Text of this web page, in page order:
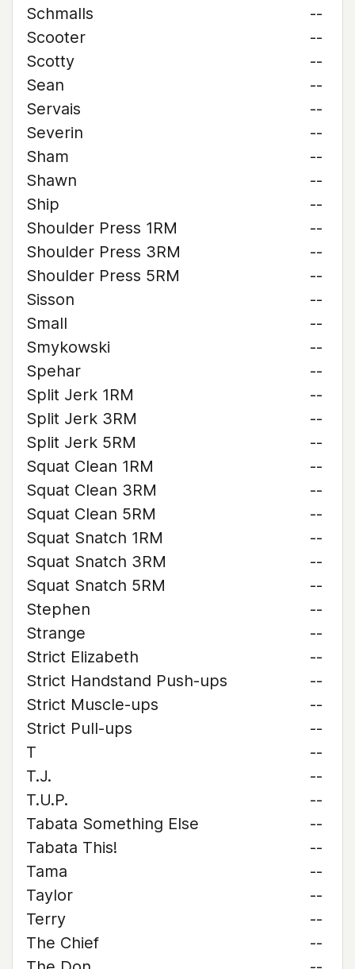
Schmalls
--
Scooter
--
Scotty
--
Sean
--
Servais
--
Severin
--
Sham
--
Shawn
--
Ship
--
Shoulder Press 1RM
--
Shoulder Press 3RM
--
Shoulder Press 5RM
--
Sisson
--
Small
--
Smykowski
--
Spehar
--
Split Jerk 1RM
--
Split Jerk 3RM
--
Split Jerk 5RM
--
Squat Clean 1RM
--
Squat Clean 3RM
--
Squat Clean 5RM
--
Squat Snatch 1RM
--
Squat Snatch 3RM
--
Squat Snatch 5RM
--
Stephen
--
Strange
--
Strict Elizabeth
--
Strict Handstand Push-ups
--
Strict Muscle-ups
--
Strict Pull-ups
--
T
--
T.J.
--
T.U.P.
--
Tabata Something Else
--
Tabata This!
--
Tama
--
Taylor
--
Terry
--
The Chief
--